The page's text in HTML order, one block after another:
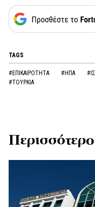
TAGS
#ΕΠΙΚΑΙΡΟΤΗΤΑ #ΗΠΑ
#ΤΟΥΡΚΙΑ